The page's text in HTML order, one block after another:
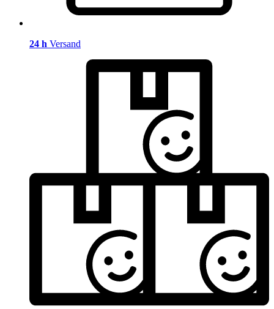
24 h Versand